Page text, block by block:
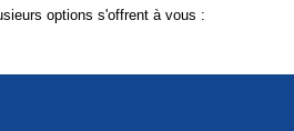
options s'offrent à vous :